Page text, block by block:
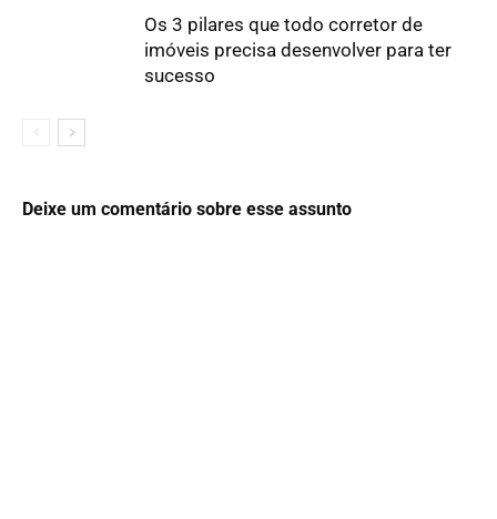
Os 3 pilares que todo corretor de
imóveis precisa desenvolver para ter
sucesso
Deixe um comentário sobre esse assunto